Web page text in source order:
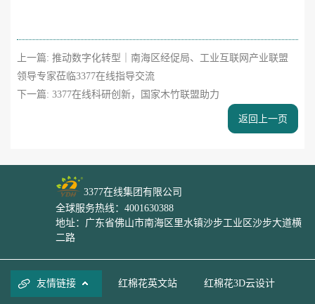
上一篇:推动数字化转型｜南海区经促局、工业互联网产业联盟
领导专家莅临3377在线指导交流
下一篇:3377在线科研创新，国家木竹联盟助力
返回上一页
3377在线集团有限公司
全球服务热线：4001630388
地址：广东省佛山市南海区里水镇沙步工业区沙步大道横
二路
友情链接 红棉花英文站 红棉花3D云设计